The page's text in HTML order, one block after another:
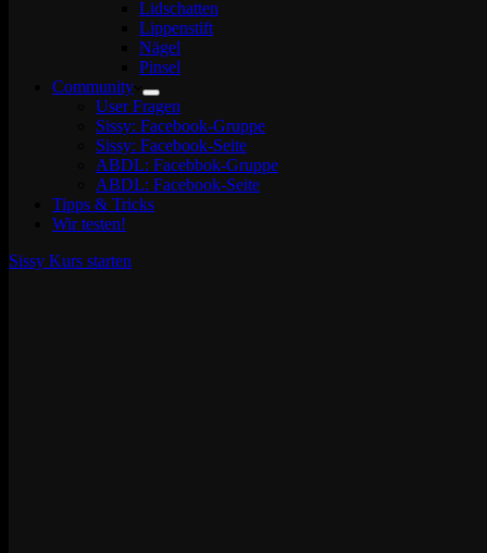
Lidschatten
Lippenstift
Nägel
Pinsel
Community
User Fragen
Sissy: Facebook-Gruppe
Sissy: Facebook-Seite
ABDL: Facebbok-Gruppe
ABDL: Facebook-Seite
Tipps & Tricks
Wir testen!
Sissy Kurs starten